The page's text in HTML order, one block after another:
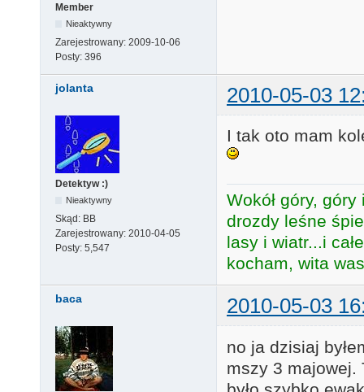
Member
Nieaktywny
Zarejestrowany: 2009-10-06
Posty: 396
jolanta 2010-05-03
Detektyw :)
Nieaktywny
Skąd: BB
Zarejestrowany: 2010-04-05
Posty: 5,547
I tak oto mam
Wokół góry,
drozdy leśne
lasy i wiatr...i
kocham, wita
baca 2010-05-03
no ja dzisiaj
mszy 3 majowej.